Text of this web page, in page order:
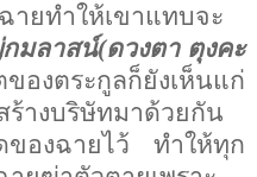
ายทำให้เขาแทบจะ
มลาสน์(ดวงตา ตุงคะ
งตระกูลก็ยังเห็นแก่
ร้างบริษัทมาด้วยกัน
ของฉายไว้
ทำให้ทุก